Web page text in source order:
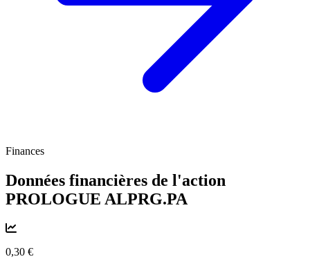
Finances
Données financières de l'action
PROLOGUE ALPRG.PA
0,30 €